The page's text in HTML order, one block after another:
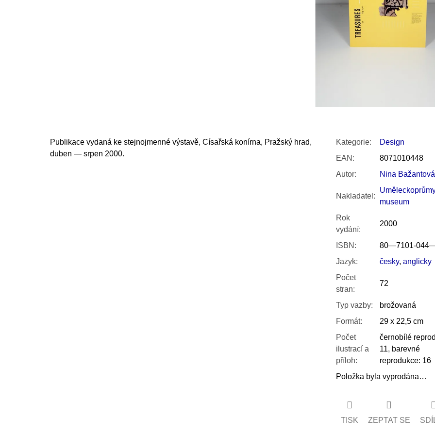
Publikace vydaná ke stejnojmenné výstavě, Císařská konírna, Pražský hrad,
duben — srpen 2000.
Kategorie:
Design
EAN :
8071010448
Autor: Nina Bažantová
Nakladatel :
museum
Rok
vydání:
2000
ISBN :
80—7101-
Jazyk: česky, anglicky
Počet
stran:
72
Typ vazby:
brožovaná
Formát:
29 x 22,5 cm
Počet
ilustrací a
příloh:
černobílé
11, barevné
reprodukce: 16
Položka byla vyprodána…
TISK ZEPTAT SE
300 Kč
Původně:
350 Kč